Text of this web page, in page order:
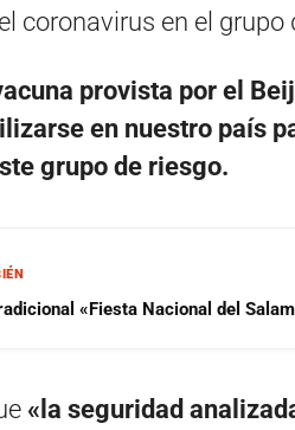
coronavirus en el grupo
provista por el
en nuestro país
grupo de riesgo.
«Fiesta Nacional del
«la seguridad